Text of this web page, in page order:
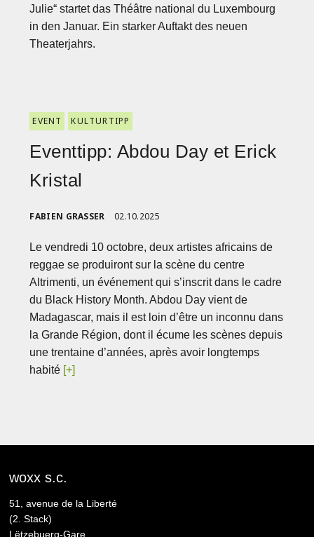
Julie“ startet das Théâtre national du Luxembourg
in den Januar. Ein starker Auftakt des neuen
Theaterjahrs.
EVENT KULTURTIPP
Eventtipp: Abdou Day et Erick
Kristal
FABIEN GRASSER 02.10.2025
Le vendredi 10 octobre, deux artistes africains de
reggae se produiront sur la scène du centre
Altrimenti, un événement qui s’inscrit dans le cadre
du Black History Month. Abdou Day vient de
Madagascar, mais il est loin d’être un inconnu dans
la Grande Région, dont il écume les scènes depuis
une trentaine d’années, après avoir longtemps
habité [+]
woxx s.c.
51, avenue de la Liberté
(2. Stack)
Lëtzebuerg-Gare